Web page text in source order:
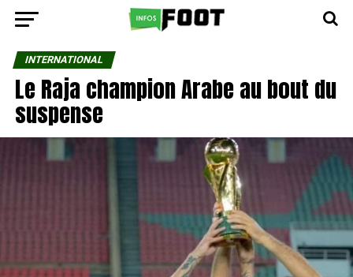
INTERNATIONAL
Le Raja champion Arabe au bout du
suspense